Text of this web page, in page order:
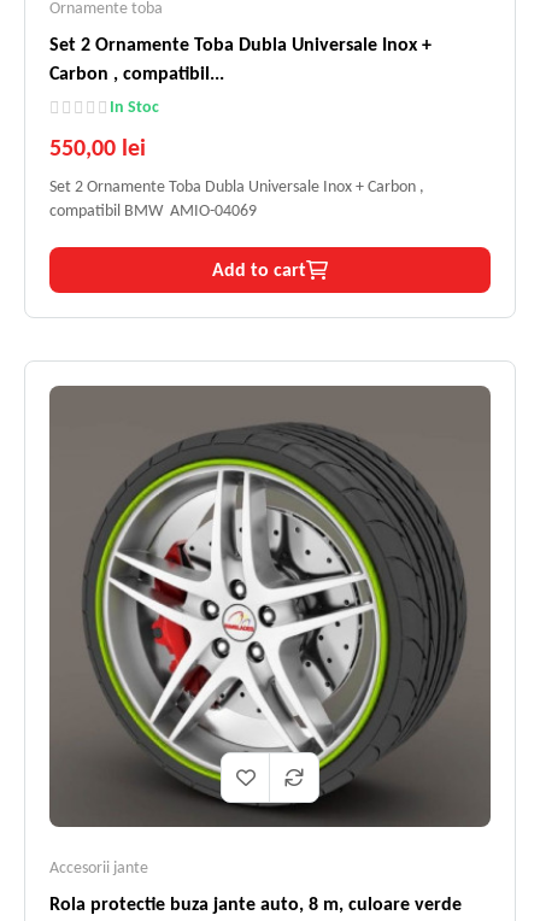
Ornamente toba
Set 2 Ornamente Toba Dubla Universale Inox +
Carbon , compatibil...
In Stoc
550,00 lei
Set 2 Ornamente Toba Dubla Universale Inox + Carbon ,
compatibil BMW AMIO-04069
Add to cart
Accesorii jante
Rola protectie buza jante auto, 8 m, culoare verde